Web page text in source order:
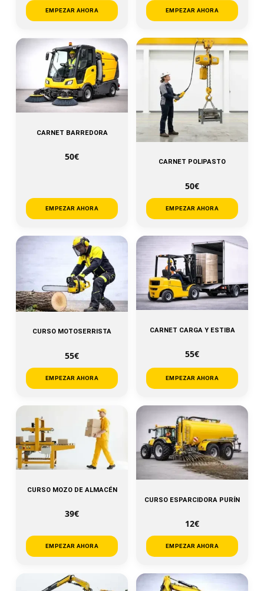
EMPEZAR AHORA EMPEZAR AHORA
CARNET BARREDORA
50€
EMPEZAR AHORA
CARNET POLIPASTO
50€
EMPEZAR AHORA
CURSO MOTOSERRISTA
55€
EMPEZAR AHORA
CARNET CARGA Y ESTIBA
55€
EMPEZAR AHORA
CURSO MOZO DE ALMACÉN
39€
EMPEZAR AHORA
CURSO ESPARCIDORA PURÍN
12€
EMPEZAR AHORA